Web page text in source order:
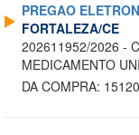
PREGAO
FORTALEZA/CE
202611952/2026 -
MEDICAMENTO
DA COMPRA: